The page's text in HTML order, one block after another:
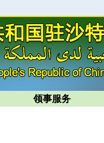
领事服务